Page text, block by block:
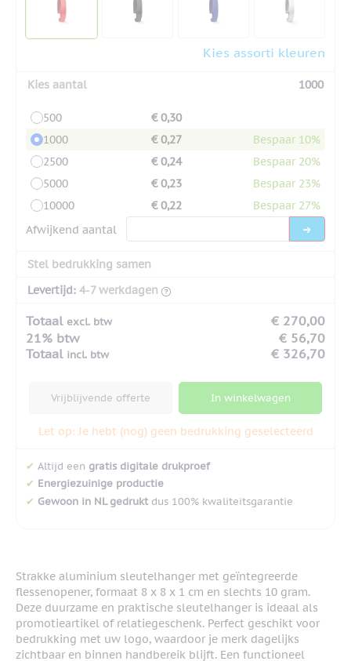
Kies assorti kleuren
Kies aantal 1000
500
€ 0,30
1000
€ 0,27
Bespaar 10%
2500
€ 0,24
Bespaar 20%
5000
€ 0,23
Bespaar 23%
10000
€ 0,22
Bespaar 27%
Afwijkend aantal
Stel bedrukking samen
Levertijd: 4-7 werkdagen
Totaal excl. btw
€ 270,00
21% btw
€ 56,70
Totaal incl. btw € 326,70
Vrijblijvende offerte In winkelwagen
Let op: Je hebt (nog) geen bedrukking geselecteerd
✔ Altijd een gratis digitale drukproef
✔ Energiezuinige productie
✔ Gewoon in NL gedruktdus 100% kwaliteitsgarantie
Strakke aluminium sleutelhanger met geïntegreerde
flessenopener, formaat 8 x 8 x 1 cm en slechts 10 gram.
Deze duurzame en praktische sleutelhanger is ideaal als
promotieartikel of relatiegeschenk. Perfect geschikt voor
bedrukking met uw logo, waardoor je merk dagelijks
zichtbaar en binnen handbereik blijft. Een functioneel